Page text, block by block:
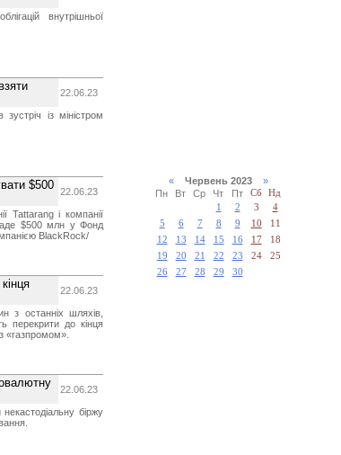
внутрішньої
22.06.23
із міністром
$500 22.06.23
Tattarang і компанії
$500 млн у Фонд
BlackRock/
22.06.23
з останніх шляхів,
перекрити до кінця
«газпромом».
22.06.23
біржу
«Червень 2023 »
Пн
Вт Ср Чт Пт Сб
Нд
1
2 3
4
5
6 7 8 9 10
11
12
13 14 15 16 17
18
19
20 21 22 23 24
25
26
27 28 29 30